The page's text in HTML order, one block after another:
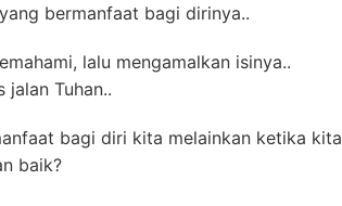
bermanfaat bagi dirinya..
lalu mengamalkan isinya..
Tuhan..
bagi diri kita melainkan ketika kita
baik?